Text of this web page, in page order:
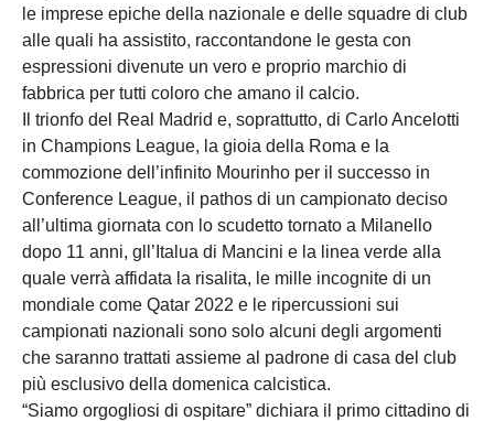
le imprese epiche della nazionale e delle squadre di club
alle quali ha assistito, raccontandone le gesta con
espressioni divenute un vero e proprio marchio di
fabbrica per tutti coloro che amano il calcio.
Il trionfo del Real Madrid e, soprattutto, di Carlo Ancelotti
in Champions League, la gioia della Roma e la
commozione dell’infinito Mourinho per il successo in
Conference League, il pathos di un campionato deciso
all’ultima giornata con lo scudetto tornato a Milanello
dopo 11 anni, gll’Italua di Mancini e la linea verde alla
quale verrà affidata la risalita, le mille incognite di un
mondiale come Qatar 2022 e le ripercussioni sui
campionati nazionali sono solo alcuni degli argomenti
che saranno trattati assieme al padrone di casa del club
più esclusivo della domenica calcistica.
“Siamo orgogliosi di ospitare” dichiara il primo cittadino di